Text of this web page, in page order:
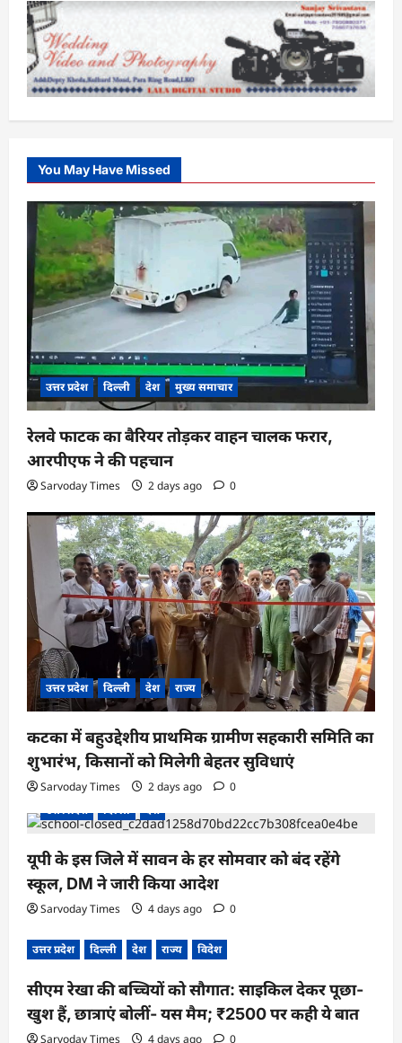
You May Have Missed
उत्तर प्रदेश दिल्ली देश मुख्य समाचार
रेलवे फाटक का बैरियर तोड़कर वाहन चालक फरार,
आरपीएफ ने की पहचान
Sarvoday Times 2 days ago 0
उत्तर प्रदेश दिल्ली देश राज्य
कटका में बहुउद्देशीय प्राथमिक ग्रामीण सहकारी समिति का
शुभारंभ, किसानों को मिलेगी बेहतर सुविधाएं
Sarvoday Times 2 days ago
0
उत्तर प्रदेश
दिल्ली देश
यूपी के इस जिले में सावन के हर सोमवार को बंद रहेंगे
स्कूल, DM ने जारी किया आदेश
Sarvoday Times 4 days ago 0
उत्तर प्रदेश दिल्ली देश राज्य विदेश
सीएम रेखा की बच्चियों को सौगात: साइकिल देकर पूछा-
खुश हैं, छात्राएं बोलीं- यस मैम; ₹2500 पर कही ये बात
Sarvoday Times 4 days ago 0